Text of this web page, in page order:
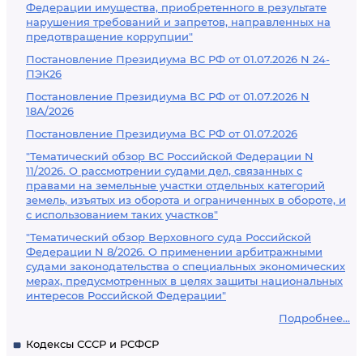
Федерации имущества, приобретенного в результате
нарушения требований и запретов, направленных на
предотвращение коррупции"
Постановление Президиума ВС РФ от 01.07.2026 N 24-
ПЭК26
Постановление Президиума ВС РФ от 01.07.2026 N
18А/2026
Постановление Президиума ВС РФ от 01.07.2026
"Тематический обзор ВС Российской Федерации N
11/2026. О рассмотрении судами дел, связанных с
правами на земельные участки отдельных категорий
земель, изъятых из оборота и ограниченных в обороте, и
с использованием таких участков"
"Тематический обзор Верховного суда Российской
Федерации N 8/2026. О применении арбитражными
судами законодательства о специальных экономических
мерах, предусмотренных в целях защиты национальных
интересов Российской Федерации"
Подробнее...
Кодексы СССР и РСФСР